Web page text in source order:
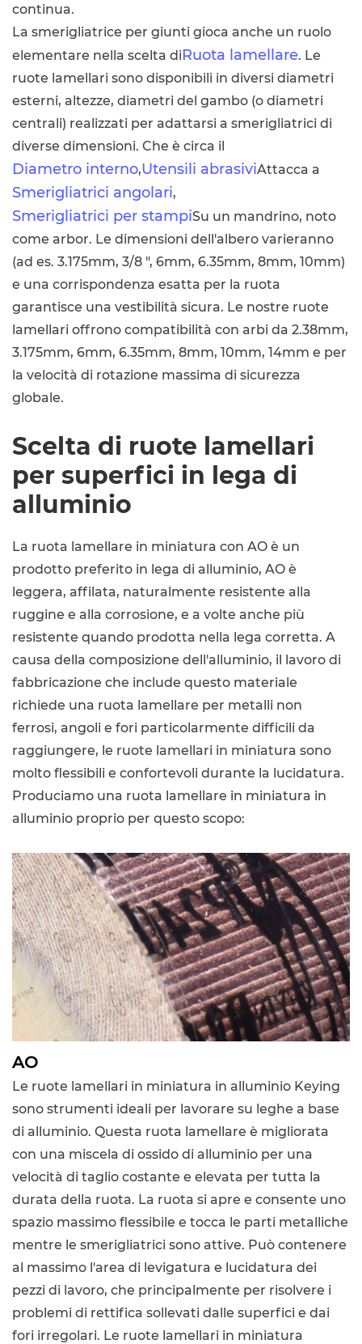
continua.
La smerigliatrice per giunti gioca anche un ruolo
elementare nella scelta diRuota lamellare. Le
ruote lamellari sono disponibili in diversi diametri
esterni, altezze, diametri del gambo (o diametri
centrali) realizzati per adattarsi a smerigliatrici di
diverse dimensioni. Che è circa il
Diametro interno,Utensili abrasiviAttacca a
Smerigliatrici angolari,
Smerigliatrici per stampiSu un mandrino, noto
come arbor. Le dimensioni dell'albero varieranno
(ad es. 3.175mm, 3/8 ", 6mm, 6.35mm, 8mm, 10mm)
e una corrispondenza esatta per la ruota
garantisce una vestibilità sicura. Le nostre ruote
lamellari offrono compatibilità con arbi da 2.38mm,
3.175mm, 6mm, 6.35mm, 8mm, 10mm, 14mm e per
la velocità di rotazione massima di sicurezza
globale.
Scelta di ruote lamellari
per superfici in lega di
alluminio
La ruota lamellare in miniatura con AO è un
prodotto preferito in lega di alluminio, AO è
leggera, affilata, naturalmente resistente alla
ruggine e alla corrosione, e a volte anche più
resistente quando prodotta nella lega corretta. A
causa della composizione dell'alluminio, il lavoro di
fabbricazione che include questo materiale
richiede una ruota lamellare per metalli non
ferrosi, angoli e fori particolarmente difficili da
raggiungere, le ruote lamellari in miniatura sono
molto flessibili e confortevoli durante la lucidatura.
Produciamo una ruota lamellare in miniatura in
alluminio proprio per questo scopo:
AO
Le ruote lamellari in miniatura in alluminio Keying
sono strumenti ideali per lavorare su leghe a base
di alluminio. Questa ruota lamellare è migliorata
con una miscela di ossido di alluminio per una
velocità di taglio costante e elevata per tutta la
durata della ruota. La ruota si apre e consente uno
spazio massimo flessibile e tocca le parti metalliche
mentre le smerigliatrici sono attive. Può contenere
al massimo l'area di levigatura e lucidatura dei
pezzi di lavoro, che principalmente per risolvere i
problemi di rettifica sollevati dalle superfici e dai
fori irregolari. Le ruote lamellari in miniatura